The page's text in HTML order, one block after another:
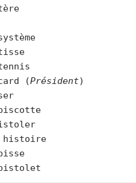
(Président)
histoire